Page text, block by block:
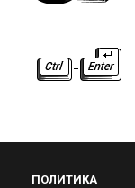
ПОЛИТИКА